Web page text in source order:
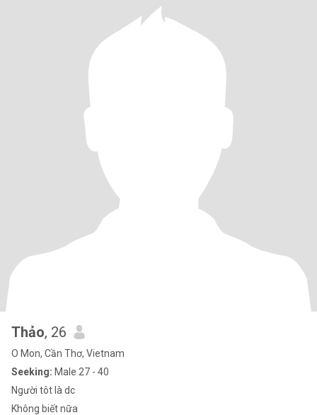
Thảo, 26
O Mon, Cần Thơ, Vietnam
Seeking: Male 27 - 40
Người tôt là dc
Không biết nữa